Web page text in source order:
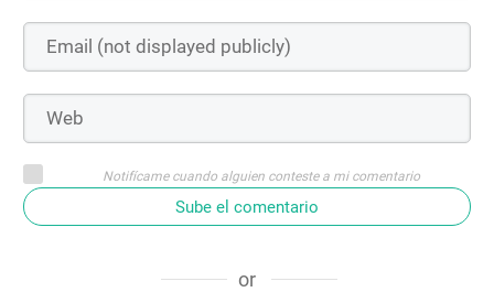
Notifícame cuando alguien conteste a mi comentario
Sube el comentario
or